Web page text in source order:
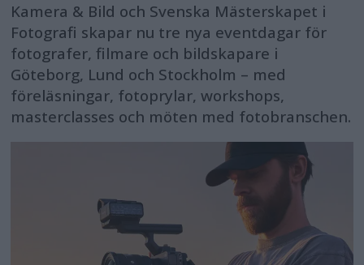
Kamera & Bild och Svenska Mästerskapet i
Fotografi skapar nu tre nya eventdagar för
fotografer, filmare och bildskapare i
Göteborg, Lund och Stockholm – med
föreläsningar, fotoprylar, workshops,
masterclasses och möten med fotobranschen.